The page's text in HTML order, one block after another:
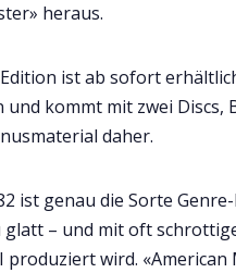
heraus.
ist ab sofort
und kommt mit zwei Discs,
daher.
ist genau die Sorte
glatt – und mit oft
produziert wird. «American